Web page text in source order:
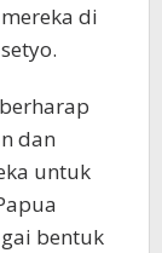
di
dan
untuk
bentuk